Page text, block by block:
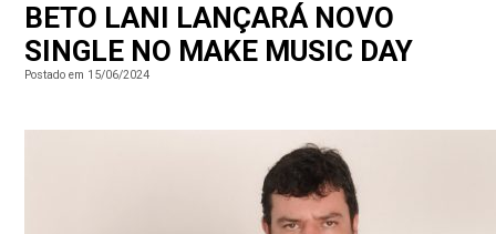
BETO LANI LANÇARÁ NOVO
SINGLE NO MAKE MUSIC DAY
Postado em 15/06/2024